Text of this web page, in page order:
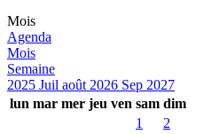
Mois
Agenda
Mois
Semaine
2025 Juil août 2026 Sep 2027
lun mar mer jeu ven sam dim
1
2